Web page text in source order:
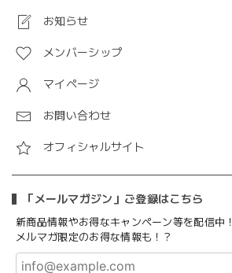
お知らせ
メンバーシップ
マイページ
お問い合わせ
オフィシャルサイト
「メールマガジン」ご登録はこちら
新商品情報やお得なキャンペーン等を配信中！
メルマガ限定のお得な情報も！？